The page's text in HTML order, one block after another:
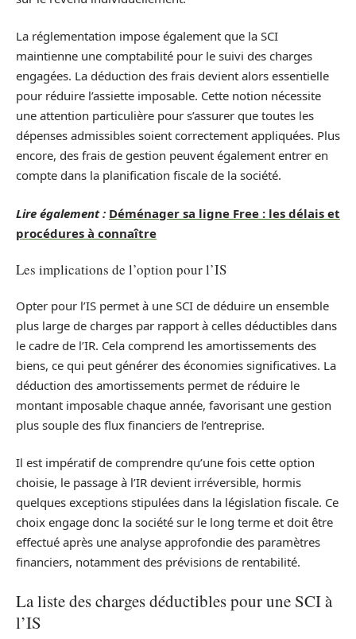
La réglementation impose également que la SCI
maintienne une comptabilité pour le suivi des charges
engagées. La déduction des frais devient alors essentielle
pour réduire l’assiette imposable. Cette notion nécessite
une attention particulière pour s’assurer que toutes les
dépenses admissibles soient correctement appliquées. Plus
encore, des frais de gestion peuvent également entrer en
compte dans la planification fiscale de la société.
Lire également : Déménager sa ligne Free : les délais et
procédures à connaître
Les implications de l’option pour l’IS
Opter pour l’IS permet à une SCI de déduire un ensemble
plus large de charges par rapport à celles déductibles dans
le cadre de l’IR. Cela comprend les amortissements des
biens, ce qui peut générer des économies significatives. La
déduction des amortissements permet de réduire le
montant imposable chaque année, favorisant une gestion
plus souple des flux financiers de l’entreprise.
Il est impératif de comprendre qu’une fois cette option
choisie, le passage à l’IR devient irréversible, hormis
quelques exceptions stipulées dans la législation fiscale. Ce
choix engage donc la société sur le long terme et doit être
effectué après une analyse approfondie des paramètres
financiers, notamment des prévisions de rentabilité.
La liste des charges déductibles pour une SCI à
l’IS